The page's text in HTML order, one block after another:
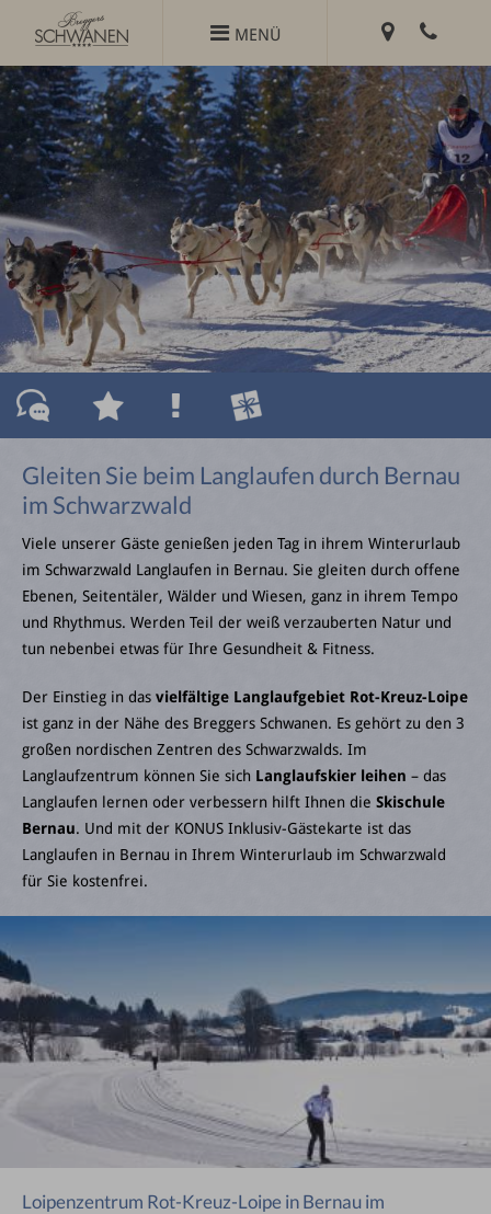
Inhalt
springen
 MENÜ
Gleiten Sie beim Langlaufen durch Bernau
im Schwarzwald
Viele unserer Gäste genießen jeden Tag in ihrem Winterurlaub
im Schwarzwald Langlaufen in Bernau. Sie gleiten durch offene
Ebenen, Seitentäler, Wälder und Wiesen, ganz in ihrem Tempo
und Rhythmus. Werden Teil der weiß verzauberten Natur und
tun nebenbei etwas für Ihre Gesundheit & Fitness.
Der Einstieg in das vielfältige Langlaufgebiet Rot-Kreuz-Loipe
ist ganz in der Nähe des Breggers Schwanen. Es gehört zu den 3
großen nordischen Zentren des Schwarzwalds. Im
Langlaufzentrum können Sie sich Langlaufskier leihen – das
Langlaufen lernen oder verbessern hilft Ihnen die Skischule
Bernau. Und mit der KONUS Inklusiv-Gästekarte ist das
Langlaufen in Bernau in Ihrem Winterurlaub im Schwarzwald
für Sie kostenfrei.
Loipenzentrum Rot-Kreuz-Loipe in Bernau im